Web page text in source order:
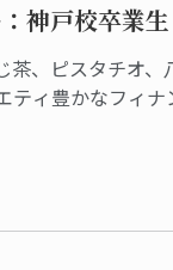
：神戸校卒業
茶、ピスタチオ
ティ豊かなフィ
しいフィナンシ